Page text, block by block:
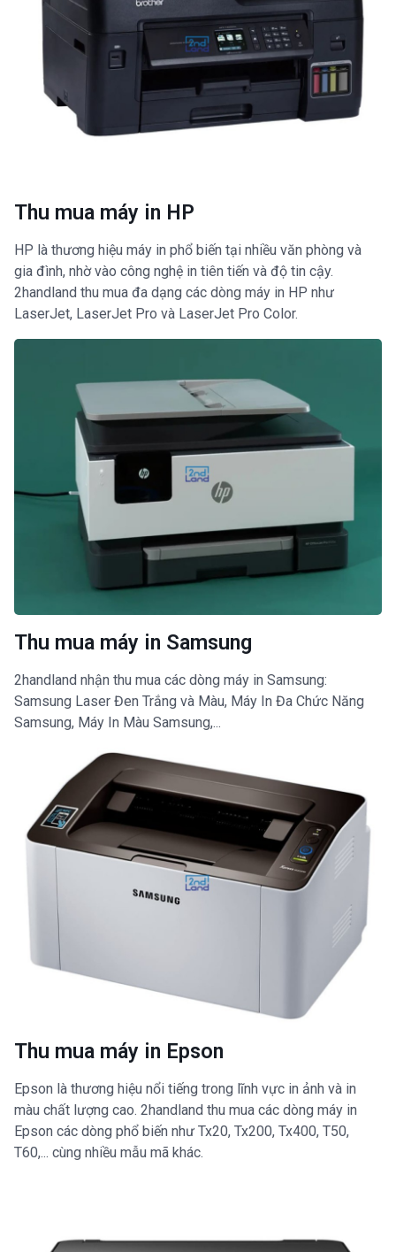
Thu mua máy in HP
HP là thương hiệu máy in phổ biến tại nhiều văn phòng và
gia đình, nhờ vào công nghệ in tiên tiến và độ tin cậy.
2handland thu mua đa dạng các dòng máy in HP như
LaserJet, LaserJet Pro và LaserJet Pro Color.
Thu mua máy in Samsung
2handland nhận thu mua các dòng máy in Samsung:
Samsung Laser Đen Trắng và Màu, Máy In Đa Chức Năng
Samsung, Máy In Màu Samsung,...
Thu mua máy in Epson
Epson là thương hiệu nổi tiếng trong lĩnh vực in ảnh và in
màu chất lượng cao. 2handland thu mua các dòng máy in
Epson các dòng phổ biến như Tx20, Tx200, Tx400, T50,
T60,... cùng nhiều mẫu mã khác.